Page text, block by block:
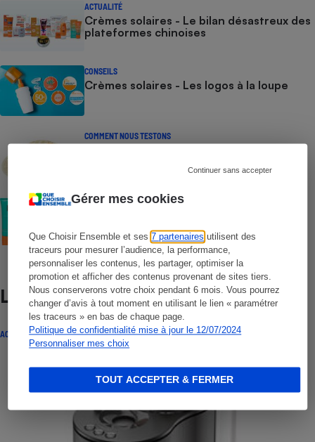
Gérer mes cookies
Que Choisir Ensemble et ses7 partenaires utilisent des
traceurs pour mesurer l’audience, la performance,
personnaliser les contenus, les partager, optimiser la
promotion et afficher des contenus provenant de sites tiers.
Nous conserverons votre choix pendant 6 mois. Vous pourrez
changer d’avis à tout moment en utilisant le lien « paramétrer
les traceurs » en bas de chaque page.
Politique de confidentialité mise à jour le 12/07/2024
Personnaliser mes choix
Continuer sans accepter
TOUT ACCEPTER & FERMER
ACTUALITÉ
Crèmes solaires - Le bilan désastreux des
plateformes chinoises
CONSEILS
Crèmes solaires - Les logos à la loupe
COMMENT NOUS TESTONS
COMMENT NOUS TESTONS
Lire aussi
ACTUALITÉ